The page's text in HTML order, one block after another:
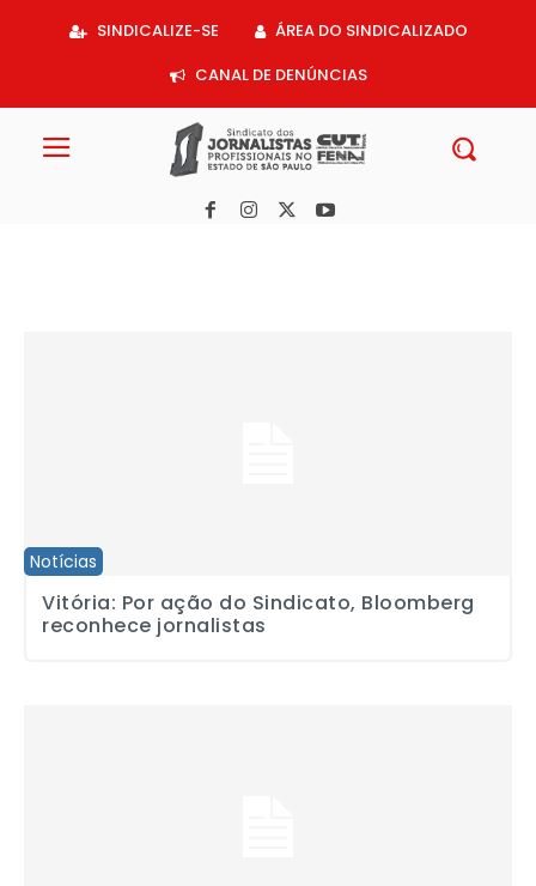
SINDICALIZE-SE
ÁREA DO SINDICALIZADO
CANAL DE DENÚNCIAS
Notícias
Vitória: Por ação do Sindicato, Bloomberg
reconhece jornalistas